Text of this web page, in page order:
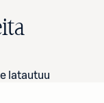
latautuu